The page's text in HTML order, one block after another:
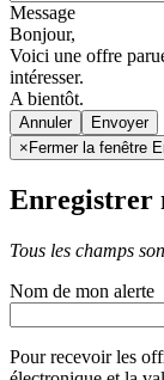
Message
Bonjour,
Voici une offre
intéresser.
A bientôt.
Annuler
× Fermer la fenêtre
Enregistrer
Tous les champs
Nom de mon alerte
Pour recevoir les